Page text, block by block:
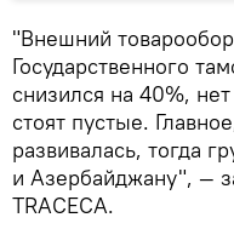
"Внешний
Государственного
снизился на 40%,
стоят пустые.
развивалась, тогда
и Азербайджану", —
TRACEСA.